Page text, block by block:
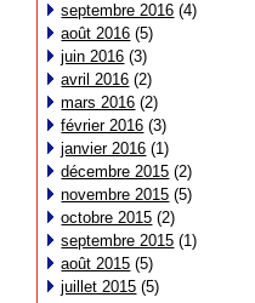
septembre 2016 (4)
août 2016 (5)
juin 2016 (3)
avril 2016 (2)
mars 2016 (2)
février 2016 (3)
janvier 2016 (1)
décembre 2015 (2)
novembre 2015 (5)
octobre 2015 (2)
septembre 2015 (1)
août 2015 (5)
juillet 2015 (5)